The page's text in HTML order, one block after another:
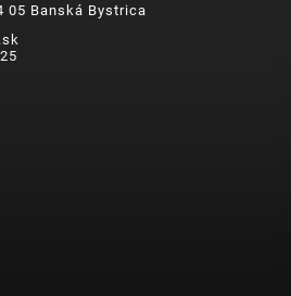
05 Banská Bystrica